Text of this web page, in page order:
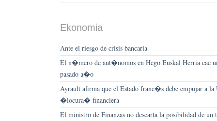
Ekonomia
Ante el riesgo de crisis bancaria
El n�mero de aut�nomos en Hego Euskal Herria cae
pasado a�o
Ayrault afirma que el Estado franc�s debe empujar a la
�locura� financiera
El ministro de Finanzas no descarta la posibilidad de un